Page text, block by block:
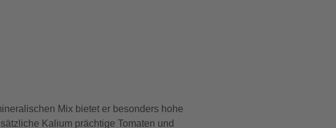
Mix bietet er besonders hohe
Kalium prächtige Tomaten und